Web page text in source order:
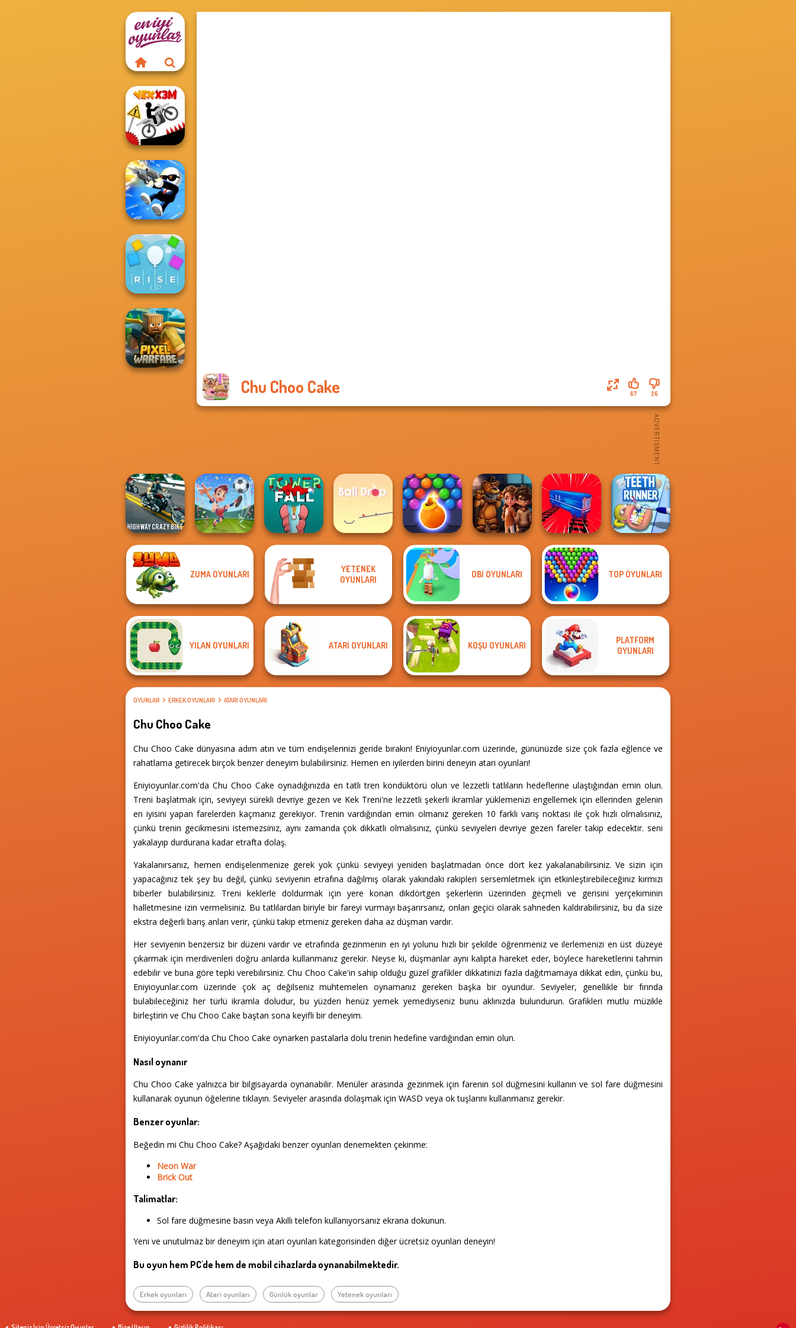
Chu Choo Cake 26
67
Vex X3M
Shot Trigger
Rise Up
Highway Crazy
Bike
Football
Tower Fall Ball Drop
Bubble Shooter
HD 3
FNAF Horror At
Train Drift
ZUMA OYUNLARI
YETENEK
OYUNLARI
OBI OYUNLARI TOP OYUNLARI
YILAN OYUNLARI ATARI OYUNLARI KOŞU OYUNLARI
PLATFORM
OYUNLARI
OYUNLAR ERKEK OYUNLARI ATARI OYUNLARI
Chu Choo Cake
Chu Choo Cake dünyasına adım atın ve tüm endişelerinizi geride bırakın! Eniyioyunlar.com üzerinde, gününüzde size çok fazla eğlence ve
rahatlama getirecek birçok benzer deneyim bulabilirsiniz. Hemen en iyilerden birini deneyin atari oyunları!
Eniyioyunlar.com'da Chu Choo Cake oynadığınızda en tatlı tren kondüktörü olun ve lezzetli tatlıların hedeflerine ulaştığından emin olun.
Treni başlatmak için, seviyeyi sürekli devriye gezen ve Kek Treni'ne lezzetli şekerli ikramlar yüklemenizi engellemek için ellerinden gelenin
en iyisini yapan farelerden kaçmanız gerekiyor. Trenin vardığından emin olmanız gereken 10 farklı varış noktası ile çok hızlı olmalısınız,
çünkü trenin gecikmesini istemezsiniz, aynı zamanda çok dikkatli olmalısınız, çünkü seviyeleri devriye gezen fareler takip edecektir. seni
yakalayıp durdurana kadar etrafta dolaş.
Yakalanırsanız, hemen endişelenmenize gerek yok çünkü seviyeyi yeniden başlatmadan önce dört kez yakalanabilirsiniz. Ve sizin için
yapacağınız tek şey bu değil, çünkü seviyenin etrafına dağılmış olarak yakındaki rakipleri sersemletmek için etkinleştirebileceğiniz kırmızı
biberler bulabilirsiniz. Treni keklerle doldurmak için yere konan dikdörtgen şekerlerin üzerinden geçmeli ve gerisini yerçekiminin
halletmesine izin vermelisiniz. Bu tatlılardan biriyle bir fareyi vurmayı başarırsanız, onları geçici olarak sahneden kaldırabilirsiniz, bu da size
ekstra değerli barış anları verir, çünkü takip etmeniz gereken daha az düşman vardır.
Her seviyenin benzersiz bir düzeni vardır ve etrafında gezinmenin en iyi yolunu hızlı bir şekilde öğrenmeniz ve ilerlemenizi en üst düzeye
çıkarmak için merdivenleri doğru anlarda kullanmanız gerekir. Neyse ki, düşmanlar aynı kalıpta hareket eder, böylece hareketlerini tahmin
edebilir ve buna göre tepki verebilirsiniz. Chu Choo Cake'in sahip olduğu güzel grafikler dikkatinizi fazla dağıtmamaya dikkat edin, çünkü bu,
Eniyioyunlar.com üzerinde çok aç değilseniz muhtemelen oynamanız gereken başka bir oyundur. Seviyeler, genellikle bir fırında
bulabileceğiniz her türlü ikramla doludur, bu yüzden henüz yemek yemediyseniz bunu aklınızda bulundurun. Grafikleri mutlu müzikle
birleştirin ve Chu Choo Cake baştan sona keyifli bir deneyim.
Eniyioyunlar.com'da Chu Choo Cake oynarken pastalarla dolu trenin hedefine vardığından emin olun.
Nasıl oynanır
Chu Choo Cake yalnızca bir bilgisayarda oynanabilir. Menüler arasında gezinmek için farenin sol düğmesini kullanın ve sol fare düğmesini
kullanarak oyunun öğelerine tıklayın. Seviyeler arasında dolaşmak için WASD veya ok tuşlarını kullanmanız gerekir.
Benzer oyunlar:
Beğedin mi Chu Choo Cake? Aşağıdaki benzer oyunları denemekten çekinme:
Neon War
Brick Out
Talimatlar:
Sol fare düğmesine basın veya Akıllı telefon kullanıyorsanız ekrana dokunun.
Yeni ve unutulmaz bir deneyim için atari oyunları kategorisinden diğer ücretsiz oyunları deneyin!
Bu oyun hem PC'de hem de mobil cihazlarda oynanabilmektedir.
Erkek oyunları Atari oyunları Günlük oyunlar Yetenek oyunları